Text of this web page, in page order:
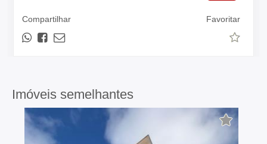
Compartilhar Favoritar
Imóveis semelhantes